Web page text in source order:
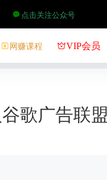
点击关注公众号
网赚课程 VIP会员
歌广告联